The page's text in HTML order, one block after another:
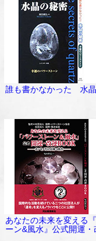
誰も書かなかった 水
あなたの未来を変える
ーン&風水』公式開運・